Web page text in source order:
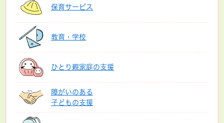
保育サービス
教育・学校
ひとり親家庭の支援
障がいのある
子どもの支援